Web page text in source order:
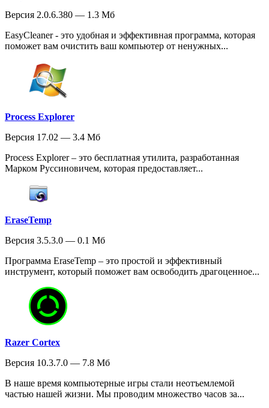
Версия 2.0.6.380 — 1.3 Мб
EasyCleaner - это удобная и эффективная программа, которая
поможет вам очистить ваш компьютер от ненужных...
Process Explorer
Версия 17.02 — 3.4 Мб
Process Explorer – это бесплатная утилита, разработанная
Марком Руссиновичем, которая предоставляет...
EraseTemp
Версия 3.5.3.0 — 0.1 Мб
Программа EraseTemp – это простой и эффективный
инструмент, который поможет вам освободить драгоценное...
Razer Cortex
Версия 10.3.7.0 — 7.8 Мб
В наше время компьютерные игры стали неотъемлемой
частью нашей жизни. Мы проводим множество часов за...